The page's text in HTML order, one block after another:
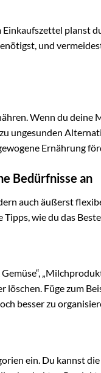
planst
und
Wenn du deine
ungesunden
Ernährung
Bedürfnisse an
auch äußerst
wie du das
löschen. Füge zum
besser zu
ein. Du kannst